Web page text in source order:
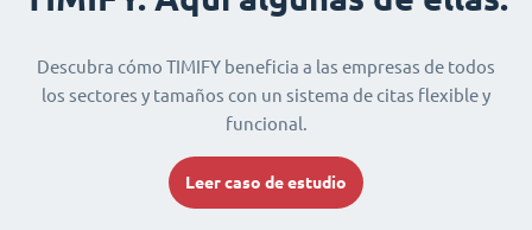
Descubra cómo TIMIFY beneficia a las empresas de todos
los sectores y tamaños con un sistema de citas flexible y
funcional.
Leer caso de estudio